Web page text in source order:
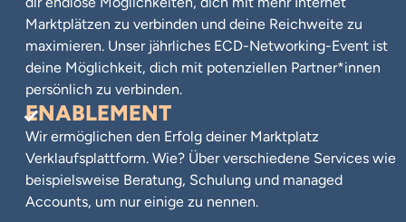
Marktplätzen zu verbinden und deine Reichweite zu
maximieren. Unser jährliches ECD-Networking-Event ist
deine Möglichkeit, dich mit potenziellen Partner*innen
persönlich zu verbinden.
ENABLEMENT
Wir ermöglichen den Erfolg deiner Marktplatz
Verklaufsplattform. Wie? Über verschiedene Services wie
beispielsweise Beratung, Schulung und managed
Accounts, um nur einige zu nennen.